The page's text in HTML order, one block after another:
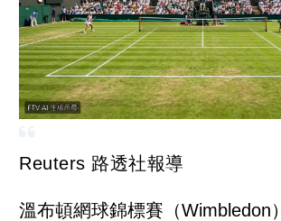
Reuters 路透社報導
溫布頓網球錦標賽（Wimbledon